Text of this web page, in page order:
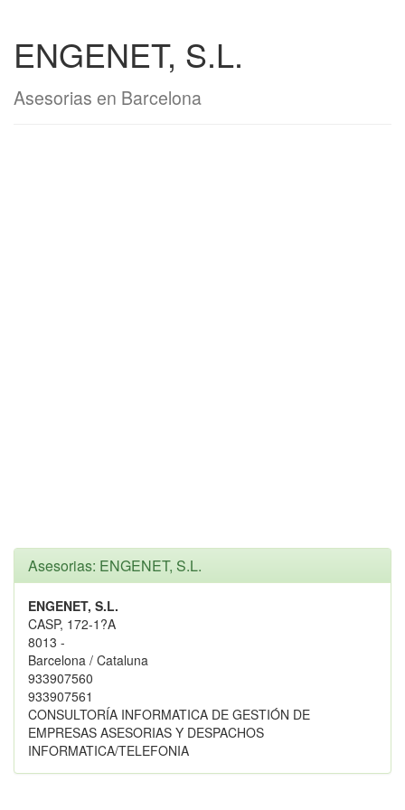
ENGENET, S.L.
Asesorias en Barcelona
Asesorias: ENGENET, S.L.
ENGENET, S.L.
CASP, 172-1?A
8013 -
Barcelona / Cataluna
933907560
933907561
CONSULTORÍA INFORMATICA DE GESTIÓN DE
EMPRESAS ASESORIAS Y DESPACHOS
INFORMATICA/TELEFONIA